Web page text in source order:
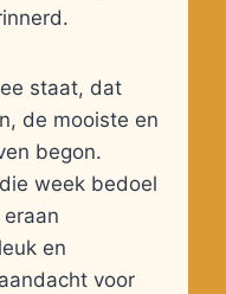
staat, dat
de mooiste en
begon.
week bedoel
en
voor